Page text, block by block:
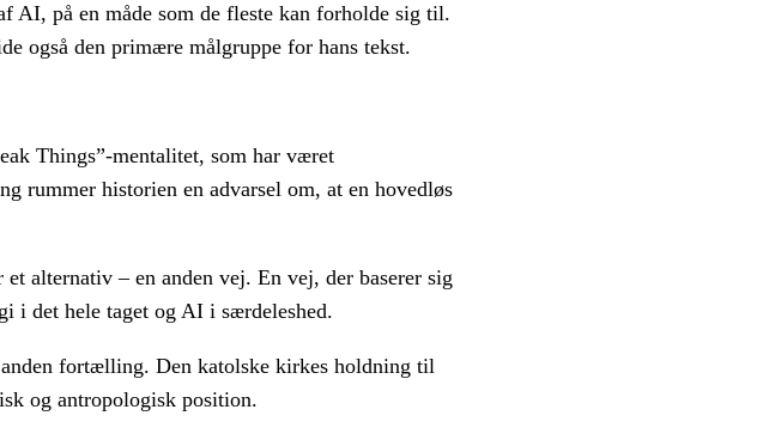
AI, på en måde som de fleste kan forholde sig til.
også den primære målgruppe for hans tekst.
Things”-mentalitet, som har været
rummer historien en advarsel om, at en hovedløs
alternativ – en anden vej. En vej, der baserer sig
i det hele taget og AI i særdeleshed.
fortælling. Den katolske kirkes holdning til
og antropologisk position.